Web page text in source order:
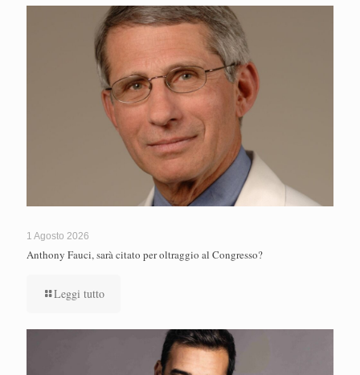
1 Agosto 2026
Anthony Fauci, sarà citato per oltraggio al Congresso?
Leggi tutto